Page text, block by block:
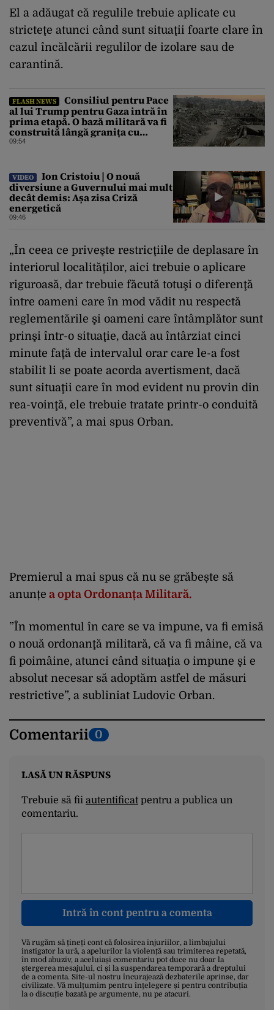
El a adăugat că regulile trebuie aplicate cu
stricteţe atunci când sunt situaţii foarte clare în
cazul încălcării regulilor de izolare sau de
carantină.
FLASH NEWS
Consiliul pentru Pace
al lui Trump pentru Gaza intră în
prima etapă. O bază militară va fi
construită lângă granița cu
Israelul
09:54
VIDEO
Ion Cristoiu | O nouă
diversiune a Guvernului mai mult
decât demis: Așa zisa Criză
energetică
09:46
„În ceea ce priveşte restricţiile de deplasare în
interiorul localităţilor, aici trebuie o aplicare
riguroasă, dar trebuie făcută totuşi o diferenţă
între oameni care în mod vădit nu respectă
reglementările şi oameni care întâmplător sunt
prinşi într-o situaţie, dacă au întârziat cinci
minute faţă de intervalul orar care le-a fost
stabilit li se poate acorda avertisment, dacă
sunt situaţii care în mod evident nu provin din
rea-voinţă, ele trebuie tratate printr-o conduită
preventivă”, a mai spus Orban.
Premierul a mai spus că nu se grăbește să
anunțe a opta Ordonanța Militară.
”În momentul în care se va impune, va fi emisă
o nouă ordonanţă militară, că va fi mâine, că va
fi poimâine, atunci când situaţia o impune şi e
absolut necesar să adoptăm astfel de măsuri
restrictive”, a subliniat Ludovic Orban.
Comentarii 0
LASĂ UN RĂSPUNS
Trebuie să fii autentificatpentru a publica un
comentariu.
Intră în cont pentru a comenta
Vă rugăm să țineți cont că folosirea injuriilor, a limbajului
instigator la ură, a apelurilor la violență sau trimiterea repetată,
în mod abuziv, a aceluiași comentariu pot duce nu doar la
ștergerea mesajului, ci și la suspendarea temporară a dreptului
de a comenta. Site-ul nostru încurajează dezbaterile aprinse, dar
civilizate. Vă mulțumim pentru înțelegere și pentru contribuția
la o discuție bazată pe argumente, nu pe atacuri.